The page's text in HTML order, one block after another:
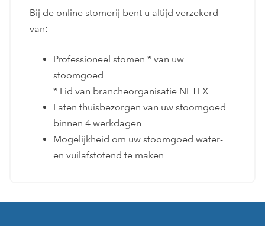
Bij de online stomerij bent u altijd verzekerd
van:
Professioneel stomen * van uw
stoomgoed
* Lid van brancheorganisatie NETEX
Laten thuisbezorgen van uw stoomgoed
binnen 4 werkdagen
Mogelijkheid om uw stoomgoed water-
en vuilafstotend te maken